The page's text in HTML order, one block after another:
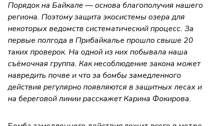
Порядок на Байкале — основа благополучия нашего
региона. Поэтому защита экосистемы озера для
некоторых ведомств систематический процесс. За
первые полгода в Прибайкалье прошло свыше 20
таких проверок. На одной из них побывала наша
съёмочная группа. Как несоблюдение закона может
навредить почве и что за бомбы замедленного
действия регулярно появляются в защитных лесах и
на береговой линии расскажет Карина Фокирова.